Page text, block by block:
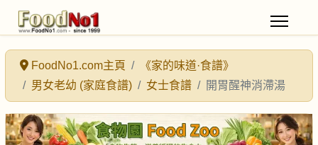
FoodNo1.com主頁
《家的味道·食譜》
男女老幼 (家庭食譜)
女士食譜 開胃醒神消滯湯